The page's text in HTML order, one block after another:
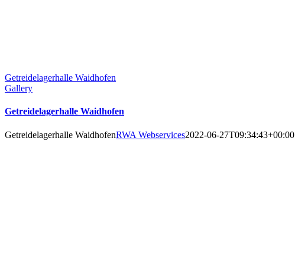
Getreidelagerhalle Waidhofen
Gallery
Getreidelagerhalle Waidhofen
Getreidelagerhalle WaidhofenRWA Webservices2022-06-27T09:34:43+00:00